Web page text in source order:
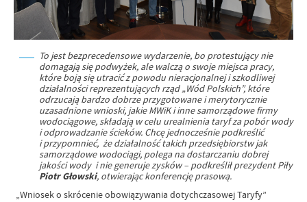
To jest bezprecedensowe wydarzenie, bo protestujący nie
domagają się podwyżek, ale walczą o swoje miejsca pracy,
które boją się utracić z powodu nieracjonalnej i szkodliwej
działalności reprezentujących rząd „Wód Polskich”, które
odrzucają bardzo dobrze przygotowane i merytorycznie
uzasadnione wnioski, jakie MWiK i inne samorządowe firmy
wodociągowe, składają w celu urealnienia taryf za pobór wody
i odprowadzanie ścieków. Chcę jednocześnie podkreślić
i przypomnieć, że działalność takich przedsiębiorstw jak
samorządowe wodociągi, polega na dostarczaniu dobrej
jakości wody i nie generuje zysków – podkreślił prezydent Piły
Piotr Głowski, otwierając konferencję prasową.
„Wniosek o skrócenie obowiązywania dotychczasowej Taryfy”